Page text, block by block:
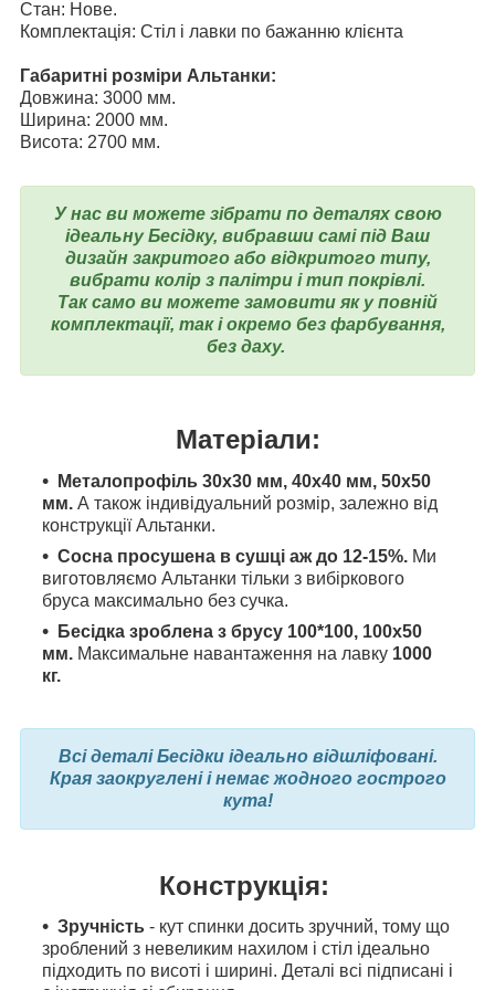
Стан: Нове.
Комплектація: Стіл і лавки по бажанню клієнта
Габаритні розміри Альтанки:
Довжина: 3000 мм.
Ширина: 2000 мм.
Висота: 2700 мм.
У нас ви можете зібрати по деталях свою
ідеальну Бесідку, вибравши самі під Ваш
дизайн закритого або відкритого типу,
вибрати колір з палітри і тип покрівлі.
Так само ви можете замовити як у повній
комплектації, так і окремо без фарбування,
без даху.
Матеріали:
Металопрофіль 30х30 мм, 40х40 мм, 50х50
мм. А також індивідуальний розмір, залежно від
конструкції Альтанки.
Сосна просушена в сушці аж до 12-15%. Ми
виготовляємо Альтанки тільки з вибіркового
бруса максимально без сучка.
Бесідка зроблена з брусу 100*100, 100x50
мм. Максимальне навантаження на лавку 1000
кг.
Всі деталі Бесідки ідеально відшліфовані.
Края заокруглені і немає жодного гострого
кута!
Конструкція:
Зручність - кут спинки досить зручний, тому що
зроблений з невеликим нахилом і стіл ідеально
підходить по висоті і ширині. Деталі всі підписані і